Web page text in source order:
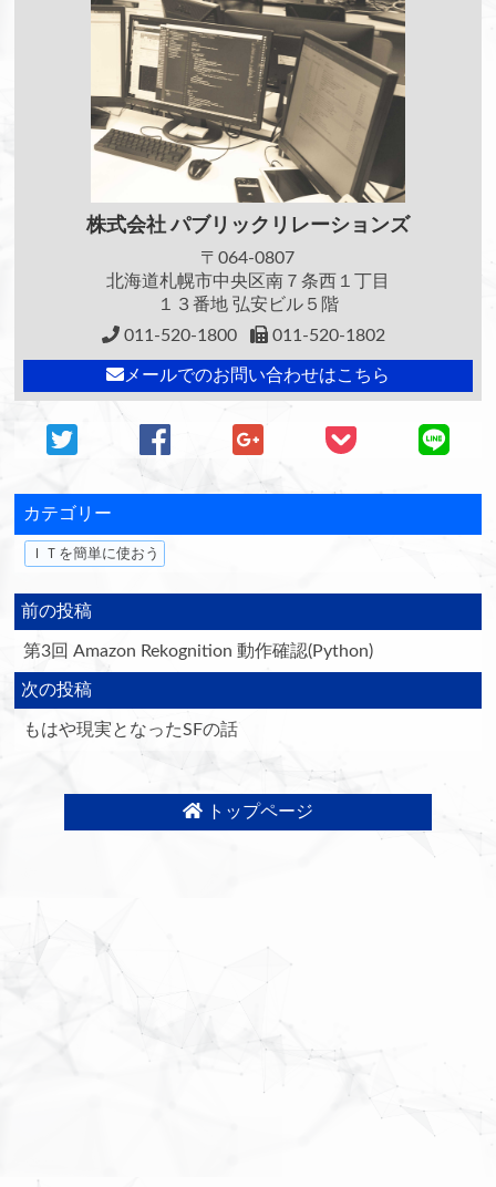
株式会社パブリックリレーションズ
〒064-0807
北海道札幌市中央区南７条西１丁目
１３番地 弘安ビル５階
011-520-1800
011-520-1802
メールでのお問い合わせはこちら
カテゴリー
ＩＴを簡単に使おう
前の投稿
第3回 Amazon Rekognition 動作確認(Python)
次の投稿
もはや現実となったSFの話
トップページ